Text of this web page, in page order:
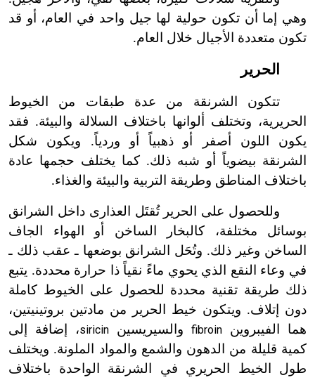
وهي إما أن تكون حولية لها جيل واحد في العام، أو قد
تكون متعددة الأجيال خلال العام.
الحرير
تتكون الشرنقة من عدة طبقات من الخيوط
الحريرية، وتختلف ألوانها باختلاف السلالة والبيئة. فقد
يكون اللون أصفر أو ذهبياً أو وردياً. ويكون شكل
الشرنقة بيضوياً أو شبه ذلك. كما يختلف حجمها عادة
باختلاف المناطق وطريقة التربية والبيئة والغذاء.
وللحصول على الحرير تُقتَل العذارى داخل الشرانق
بوسائل مختلفة، كالبخار الساخن أو الهواء الجاف
الساخن وغير ذلك. وتُحَل الشرانق بوضعهاـ عقب ذلك ـ
في وعاء النقع الذي يحوي ماءً نقياً ذا حرارة محددة. يتبع
ذلك طريقة تقنية محددة للحصول على الخيوط كاملة
دون إتلاف. ويتكون خيط الحرير من مادتين بروتينيتين،
هما الفيبروين fibroin والسيريسين siricin، إضافة إلى
كمية قليلة من الدهون والشمع والمواد الملونة. ويختلف
طول الخيط الحريري في الشرنقة الواحدة باختلاف